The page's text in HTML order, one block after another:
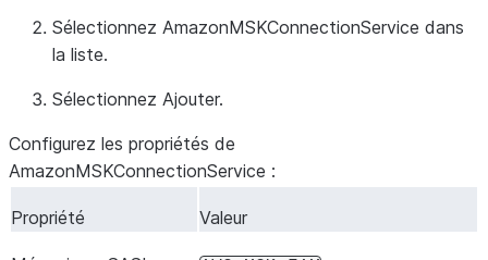
Sélectionnez AmazonMSKConnectionService dans
la liste.
Sélectionnez Ajouter.
Configurez les propriétés de
AmazonMSKConnectionService :
Propriété Valeur